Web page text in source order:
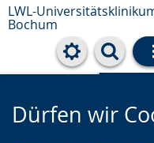
LWL-
Bochum
Dürfen wir